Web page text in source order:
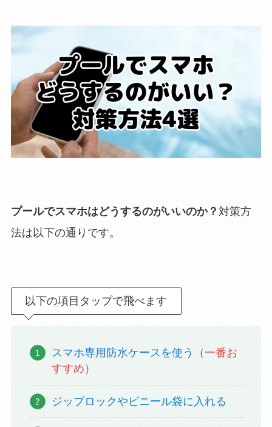
プールでスマホはどうするのがいいのか？ 対策方
法は以下の通りです。
以下の項目タップで飛べます
スマホ専用防水ケースを使う（一番お
すすめ ）
ジップロックやビニール袋に入れる